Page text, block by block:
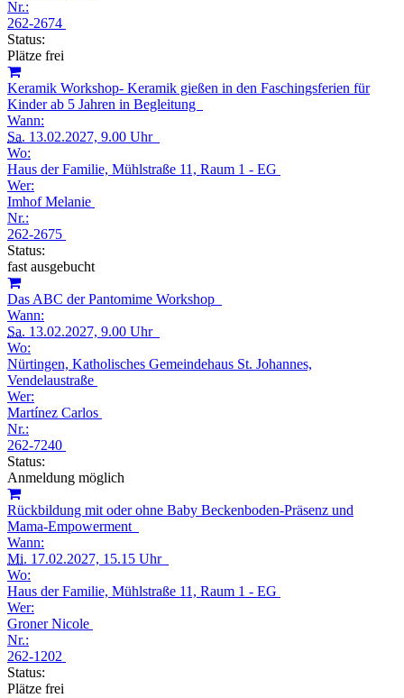
Nr.:
262-2674
Status:
Plätze frei
Keramik Workshop- Keramik gießen in den Faschingsferien für
Kinder ab 5 Jahren in Begleitung
Wann:
Sa. 13.02.2027, 9.00 Uhr
Wo:
Haus der Familie, Mühlstraße 11, Raum 1 - EG
Wer:
Imhof Melanie
Nr.:
262-2675
Status:
fast ausgebucht
Das ABC der Pantomime Workshop
Wann:
Sa. 13.02.2027, 9.00 Uhr
Wo:
Nürtingen, Katholisches Gemeindehaus St. Johannes,
Vendelaustraße
Wer:
Martínez Carlos
Nr.:
262-7240
Status:
Anmeldung möglich
Rückbildung mit oder ohne Baby Beckenboden-Präsenz und
Mama-Empowerment
Wann:
Mi. 17.02.2027, 15.15 Uhr
Wo:
Haus der Familie, Mühlstraße 11, Raum 1 - EG
Wer:
Groner Nicole
Nr.:
262-1202
Status:
Plätze frei